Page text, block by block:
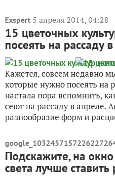
Exspert 5 апреля 2014, 04:28
15 цветочных
посеять на рассаду
Кажется, совсем недавно
которые нужно посеять на
настала пора вспомнить,
сеют на рассаду в апреле.
разнообразие форм и
Подскажите, на
света лучше ставить